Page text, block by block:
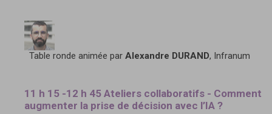
Table ronde animée par Alexandre DURAND, Infranum
11 h 15 -12 h 45 Ateliers collaboratifs - Comment
augmenter la prise de décision avec l’IA ?